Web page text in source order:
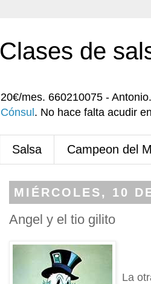
Clases de
20€/mes. 660210075 - Antonio.
Cónsul . No hace falta acudir
Salsa Campeon del
MIÉRCOLES, 10
Angel y el tio gilito
La